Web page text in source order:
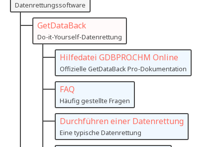
Datenrettungssoftware
GetDataBack
Do-it-Yourself-Datenrettung
Hilfedatei GDBPRO.CHM Online
Offizielle GetDataBack Pro-Dokumentation
FAQ
Häufig gestellte Fragen
Durchführen einer Datenrettung
Eine typische Datenrettung